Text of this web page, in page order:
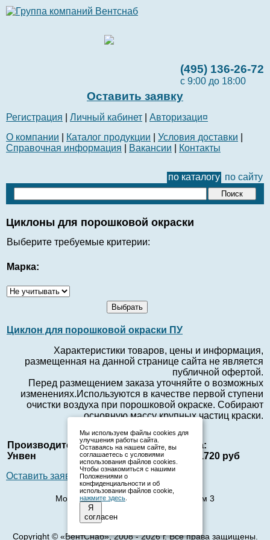
(495) 136-26-72
с 9:00 до 18:00
Оставить заявку
Регистрация Личный кабинет
Авторизаци¤
О компании
Каталог продукции Условия доставки
Справочная информация
Вакансии Контакты
по каталогу по сайту
Циклоны для порошковой окраски
Выберите требуемые критерии:
Марка:
Циклон для порошковой окраски ПУ
Характеристики товаров, цены и информация,
размещенная на данной странице сайта не является
публичной офертой.
Перед размещением заказа уточняйте о возможных
изменениях.Используются в качестве первой ступени
очистки воздуха при порошковой окраске. Собирают
основную массу крупных частиц краски.
Производитель:
Унвен
Страна:
Россия
Цена:
от 21720 руб
Оставить заявку
Москва, 1-й Институтский проезд, дом 3
Телефон:
E-mail:zakaz.vensnab@yandex.ru
Copyright © «ВентСнаб», 2008 - 2026 г. Все права защищены.
Мы используем файлы cookies для
улучшения работы сайта.
Оставаясь на нашем сайте, вы
соглашаетесь с условиями
использования файлов cookies.
Чтобы ознакомиться с нашими
Положениями о
конфиденциальности и об
использовании файлов cookie,
нажмите здесь
Я
согласен